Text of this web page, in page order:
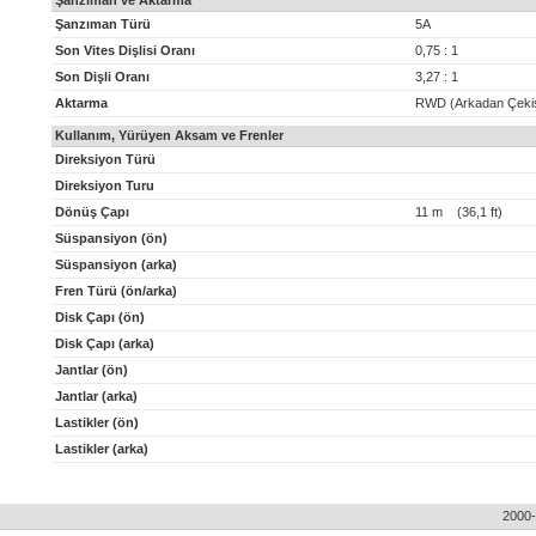
Şanzıman Türü
5A
Son Vites Dişlisi Oranı
0,75 : 1
Son Dişli Oranı
3,27 : 1
Aktarma
RWD (Arkadan
Kullanım, Yürüyen Aksam ve Frenler
Direksiyon Türü
Direksiyon Turu
Dönüş Çapı
11 m (36,1 ft)
Süspansiyon (ön)
Süspansiyon (arka)
Fren Türü (ön/arka)
Disk Çapı (ön)
Disk Çapı (arka)
Jantlar (ön)
Jantlar (arka)
Lastikler (ön)
Lastikler (arka)